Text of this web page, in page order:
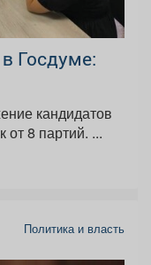
Госдуме:
кандидатов
на выборы в Госдуму –25 человек от 8 партий. ...
Политика и власть